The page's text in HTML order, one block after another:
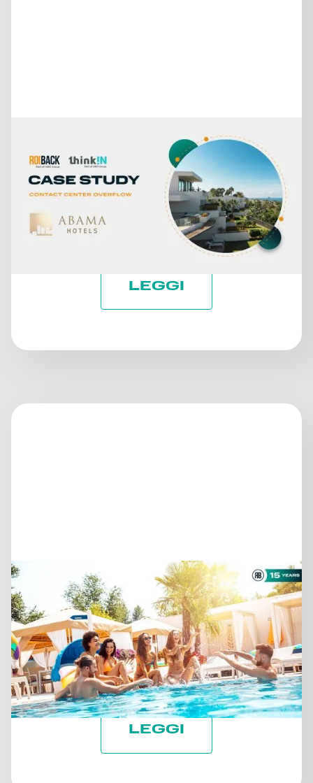
15 luglio 2026
DALLE CHIAMATE PERSE A
UN AUMENTO DEL +30%
DEI RICAVI DIRETTI: IL
CASO DI ABAMA HOTELS
LEGGI
14 luglio 2026
MAN MANO CHE LA
STAGIONE VA AVANTI:
MANTENERE LA ROTTA
VERSO GLI OBIETTIVI ESG
LEGGI